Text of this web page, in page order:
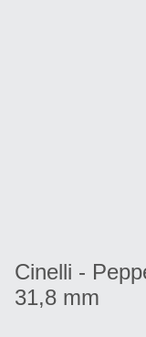
Cinelli -
31,8 mm